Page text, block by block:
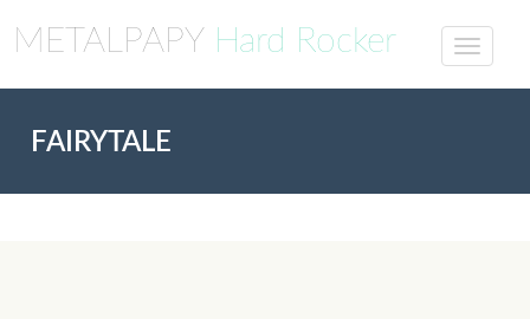
METALPAPY Hard Rocker
FAIRYTALE